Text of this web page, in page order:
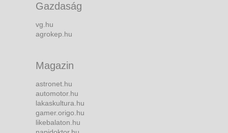
Gazdaság
vg.hu
agrokep.hu
Magazin
astronet.hu
automotor.hu
lakaskultura.hu
gamer.origo.hu
likebalaton.hu